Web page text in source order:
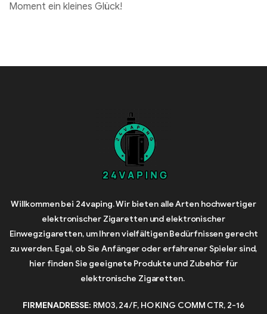
Moment ein kleines Glück!
Willkommen bei 24vaping. Wir bieten alle Arten hochwertiger
elektronischer Zigaretten und elektronischer
Einwegzigaretten, um Ihren vielfältigen Bedürfnissen gerecht
zu werden. Egal, ob Sie Anfänger oder erfahrener Spieler sind,
hier finden Sie geeignete Produkte und Zubehör für
elektronische Zigaretten.
FIRMENADRESSE: RM03, 24/F, HO KING COMM CTR, 2-16